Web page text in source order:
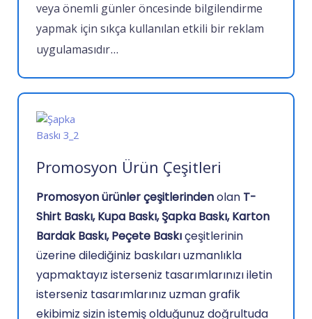
veya önemli günler öncesinde bilgilendirme
yapmak için sıkça kullanılan etkili bir reklam
uygulamasıdır...
Promosyon Ürün Çeşitleri
Promosyon ürünler çeşitlerindenolan T-
Shirt Baskı, Kupa Baskı, Şapka Baskı, Karton
Bardak Baskı, Peçete Baskıçeşitlerinin
üzerine dilediğiniz baskıları uzmanlıkla
yapmaktayız isterseniz tasarımlarınızı iletin
isterseniz tasarımlarınız uzman grafik
ekibimiz sizin istemiş olduğunuz doğrultuda